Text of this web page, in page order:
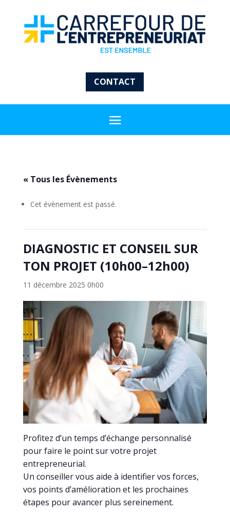
CONTACT
« Tous les Évènements
Cet évènement est passé.
DIAGNOSTIC ET CONSEIL SUR
TON PROJET (10h00–12h00)
11 décembre 2025 0h00
Profitez d’un temps d’échange personnalisé
pour faire le point sur votre projet
entrepreneurial.
Un conseiller vous aide à identifier vos forces,
vos points d’amélioration et les prochaines
étapes pour avancer plus sereinement.